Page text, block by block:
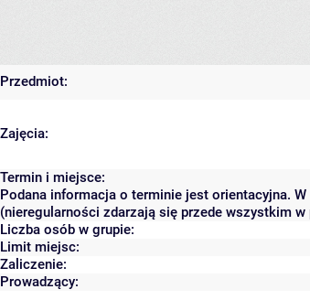
Przedmiot:
Zajęcia:
Termin i miejsce:
Podana informacja o terminie jest orientacyjna.
(nieregularności zdarzają się przede wszystkim
Liczba osób w grupie:
Limit miejsc:
Zaliczenie:
Prowadzący: